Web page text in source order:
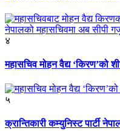
४
महासचिव मोहन वैद्य ‘किरण’को
५
क्रान्तिकारी कम्युनिस्ट पार्टी